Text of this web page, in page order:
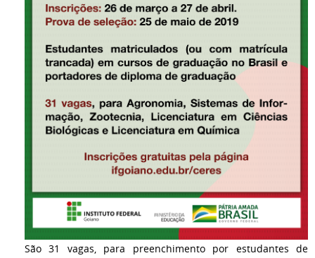
São 31 vagas, para preenchimento por estudantes de